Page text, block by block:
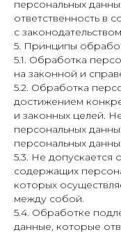
персональных
ответственность в
с
5. Принципы
5.1. Обработка
на законной и
5.2. Обработка
достижением
и законных целей.
персональных
персональных
5.3. Не допускается
содержащих
которых
между собой.
5.4. Обработке
данные, которые